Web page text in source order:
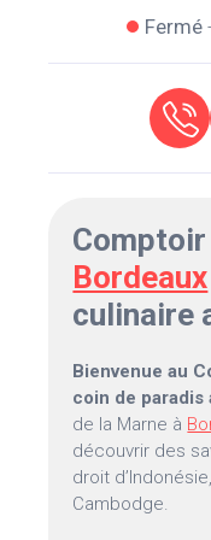
Fermé
Comptoir
Bordeaux
culinaire
Bienvenue au
coin de paradis
de la Marne à
découvrir des
droit
Cambodge.